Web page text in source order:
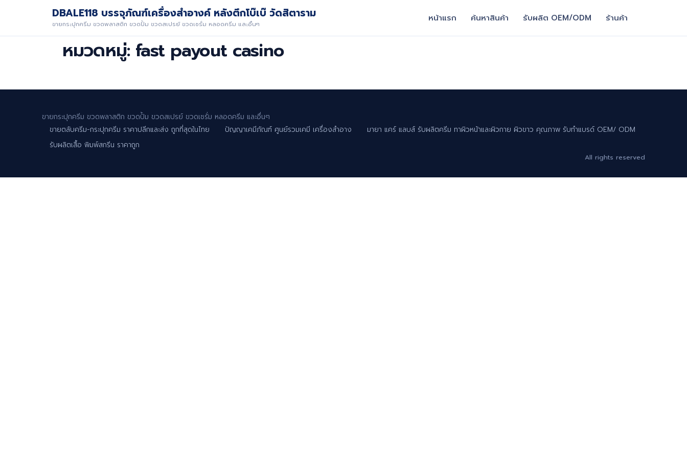
DBALE118 บรรจุภัณฑ์เครื่องสำอางค์ หลังตึกโบ๊เบ๊ วัดสิตาราม
ขายกระปุกครีม ขวดพลาสติก ขวดปั้ม ขวดสเปรย์ ขวดเซรั่ม หลอดครีม และอื่นๆ
หน้าแรก ค้นหาสินค้า รับผลิต OEM/ODM ร้านค้า
หมวดหมู่: fast payout casino
ขายกระปุกครีม ขวดพลาสติก ขวดปั้ม ขวดสเปรย์ ขวดเซรั่ม หลอดครีม และอื่นๆ
ขายตลับครีม-กระปุกครีม ราคาปลีกและส่ง ถูกที่สุดในไทย
ปัญญาเคมีภัณฑ์ ศูนย์รวมเคมี เครื่องสำอาง
มายา แคร์ แลบส์ รับผลิตครีม ทาผิวหน้าและผิวกาย ผิวขาว คุณภาพ รับทำแบรด์ OEM/ ODM
รับผลิตเสื้อ พิมพ์สกรีน ราคาถูก
All rights reserved